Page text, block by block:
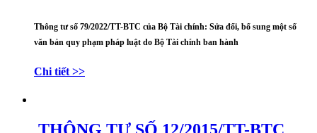
Thông tư số 79/2022/TT-BTC của Bộ Tài chính: Sửa đổi, bổ sung một số
văn bản quy phạm pháp luật do Bộ Tài chính ban hành
Chi tiết >>
THÔNG TƯ SỐ 12/2015/TT-BTC